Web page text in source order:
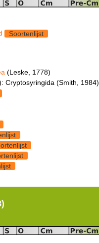
Soortenlijst
(Leske, 1778)
Cryptosyringida (Smith, 1984)